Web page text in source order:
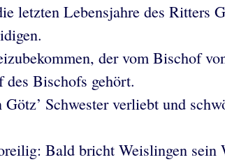
letzten Lebensjahre des Ritters
der vom Bischof
des Bischofs gehört.
Schwester verliebt und
Bald bricht Weislingen